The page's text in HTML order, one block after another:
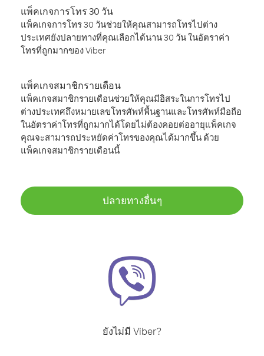
แพ็คเกจการโทร 30 วัน
แพ็คเกจการโทร 30 วันช่วยให้คุณสามารถโทรไปต่าง
ประเทศยังปลายทางที่คุณเลือกได้นาน 30 วัน ในอัตราค่า
โทรที่ถูกมากของ Viber
แพ็คเกจสมาชิกรายเดือน
แพ็คเกจสมาชิกรายเดือนช่วยให้คุณมีอิสระในการโทรไป
ต่างประเทศถึงหมายเลขโทรศัพท์พื้นฐานและโทรศัพท์มือถือ
ในอัตราค่าโทรที่ถูกมากได้โดยไม่ต้องคอยต่ออายุแพ็คเกจ
คุณจะสามารถประหยัดค่าโทรของคุณได้มากขึ้น ด้วย
แพ็คเกจสมาชิกรายเดือนนี้
ปลายทางอื่นๆ
ยังไม่มี Viber?